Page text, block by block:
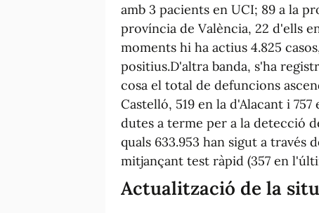
amb 3 pacients en UCI; 89 a la
província de València, 22 d'ells
moments hi ha actius 4.825
positius.D'altra banda, s'ha
cosa el total de defuncions
Castelló, 519 en la d'Alacant i
dutes a terme per a la detecció
quals 633.953 han sigut a través
mitjançant test ràpid (357 en
Actualització de la